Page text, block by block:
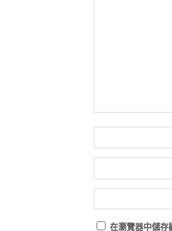
在瀏覽器中儲存